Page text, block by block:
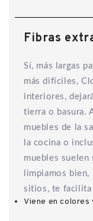
Fibras
Sí, más largas
más difíciles,
interiores,
tierra o basura.
muebles de la
la cocina o
muebles suelen
limpiamos bien,
sitios, te facilita
Viene en colores